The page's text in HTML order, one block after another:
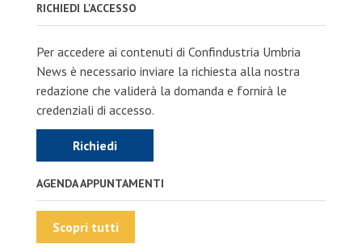
RICHIEDI L'ACCESSO
Per accedere ai contenuti di Confindustria Umbria
News è necessario inviare la richiesta alla nostra
redazione che validerà la domanda e fornirà le
credenziali di accesso.
Richiedi
AGENDA APPUNTAMENTI
Scopri tutti